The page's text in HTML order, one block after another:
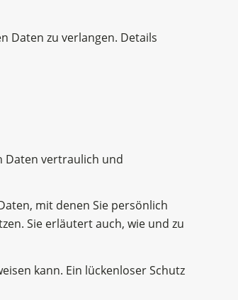
Daten zu verlangen. Details
Daten vertraulich und
mit denen Sie persönlich
Sie erläutert auch, wie und zu
kann. Ein lückenloser Schutz